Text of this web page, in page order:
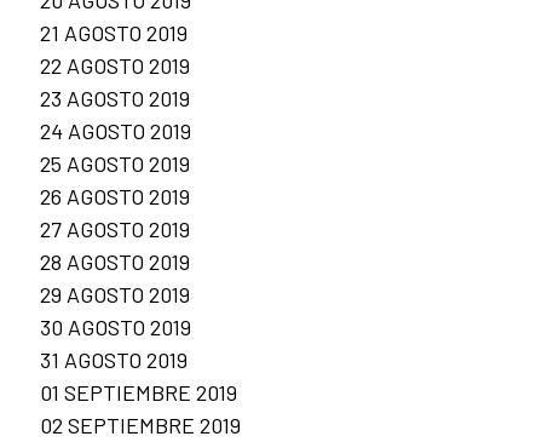
21 AGOSTO 2019
22 AGOSTO 2019
23 AGOSTO 2019
24 AGOSTO 2019
25 AGOSTO 2019
26 AGOSTO 2019
27 AGOSTO 2019
28 AGOSTO 2019
29 AGOSTO 2019
30 AGOSTO 2019
31 AGOSTO 2019
01 SEPTIEMBRE 2019
02 SEPTIEMBRE 2019